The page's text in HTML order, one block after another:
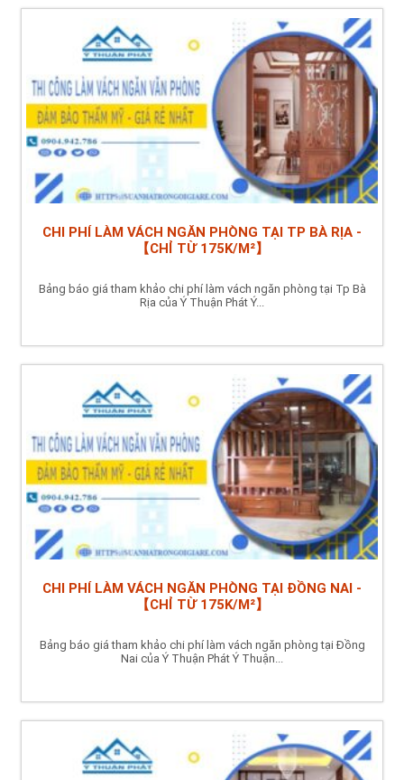
CHI PHÍ LÀM VÁCH NGĂN PHÒNG TẠI TP BÀ RỊA -
【CHỈ TỪ 175K/M²】
Bảng báo giá tham khảo chi phí làm vách ngăn phòng tại Tp Bà
Rịa của Ý Thuận Phát Ý...
CHI PHÍ LÀM VÁCH NGĂN PHÒNG TẠI ĐỒNG NAI -
【CHỈ TỪ 175K/M²】
Bảng báo giá tham khảo chi phí làm vách ngăn phòng tại Đồng
Nai của Ý Thuận Phát Ý Thuận...